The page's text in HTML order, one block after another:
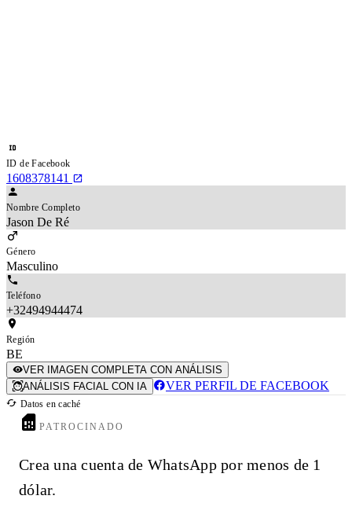
ID de Facebook
1608378141
Nombre Completo
Jason De Ré
Género
Masculino
Teléfono
+32494944474
Región
BE
VER IMAGEN COMPLETA CON ANÁLISIS
ANÁLISIS FACIAL CON IA
VER PERFIL DE FACEBOOK
Datos en caché
PATROCINADO
Crea una cuenta de WhatsApp por menos de 1
dólar.